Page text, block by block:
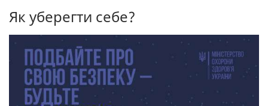
Як уберегти себе?